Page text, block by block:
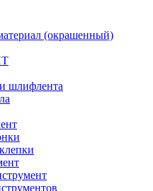
(окрашенный)
шлифлента